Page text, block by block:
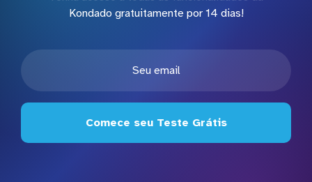
Kondado gratuitamente por 14 dias!
Comece seu Teste Grátis